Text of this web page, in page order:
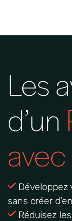
Les
d’un
Développez
sans créer
Réduisez